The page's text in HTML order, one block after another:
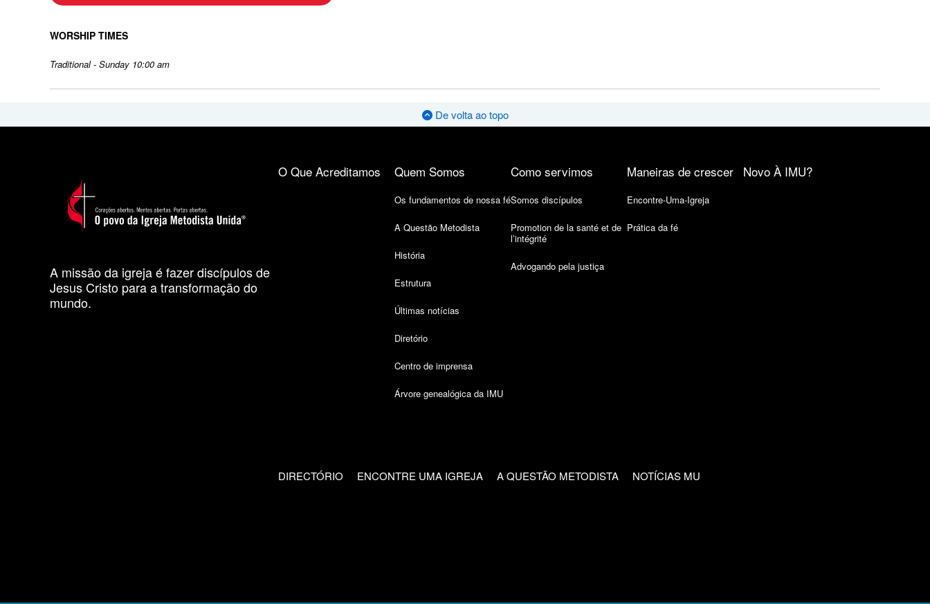
WORSHIP TIMES
Traditional - Sunday 10:00 am
De volta ao topo
A missão da igreja é fazer discípulos de
Jesus Cristo para a transformação do
mundo.
O Que Acreditamos Quem Somos
Os fundamentos de nossa fé
A Questão Metodista
História
Estrutura
Últimas notícias
Diretório
Centro de imprensa
Árvore genealógica da IMU
Como servimos
Somos discípulos
Promotion de la santé et de
l’intégrité
Advogando pela justiça
Maneiras de crescer
Encontre-Uma-Igreja
Prática da fé
Novo À IMU?
DIRECTÓRIO ENCONTRE UMA IGREJA A QUESTÃO METODISTA NOTÍCIAS MU